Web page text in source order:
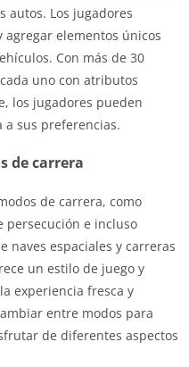
autos. Los jugadores
elementos únicos
Con más de 30
uno con atributos
los jugadores pueden
sus preferencias.
de carrera
de carrera, como
persecución e incluso
naves espaciales y carreras
un estilo de juego y
experiencia fresca y
entre modos para
de diferentes aspectos